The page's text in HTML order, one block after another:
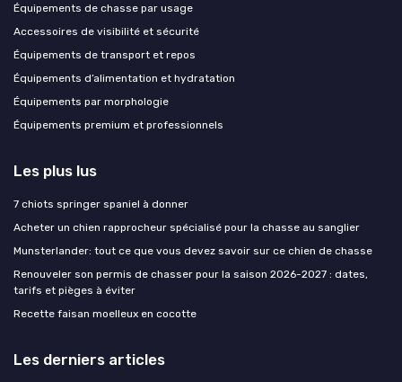
Équipements de chasse par usage
Accessoires de visibilité et sécurité
Équipements de transport et repos
Équipements d’alimentation et hydratation
Équipements par morphologie
Équipements premium et professionnels
Les plus lus
7 chiots springer spaniel à donner
Acheter un chien rapprocheur spécialisé pour la chasse au sanglier
Munsterlander: tout ce que vous devez savoir sur ce chien de chasse
Renouveler son permis de chasser pour la saison 2026-2027 : dates,
tarifs et pièges à éviter
Recette faisan moelleux en cocotte
Les derniers articles